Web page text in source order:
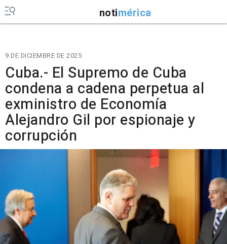
notimérica
9 DE DICIEMBRE DE 2025
Cuba.- El Supremo de Cuba
condena a cadena perpetua al
exministro de Economía
Alejandro Gil por espionaje y
corrupción